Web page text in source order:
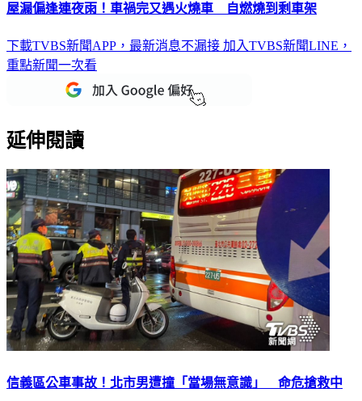
屋漏偏逢連夜雨！車禍完又遇火燒車 自燃燒到剩車架
下載TVBS新聞APP，最新消息不漏接 加入TVBS新聞LINE，
重點新聞一次看
延伸閱讀
信義區公車事故！北市男遭撞「當場無意識」 命危搶救中